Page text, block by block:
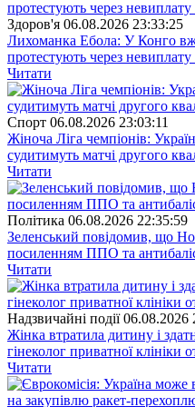
Здоров'я 06.08.2026 23:33:25
Лихоманка Ебола: У Конго
протестують через невиплату
Читати
Спорт 06.08.2026 23:03:11
Жіноча Ліга чемпіонів:
судитимуть матчі другого
Читати
Полiтика 06.08.2026 22:35:59
Зеленський повідомив, що
посиленням ППО та
Читати
Надзвичайні події 06.08.2026
Жінка втратила дитину і
гінеколог приватної клініки
Читати